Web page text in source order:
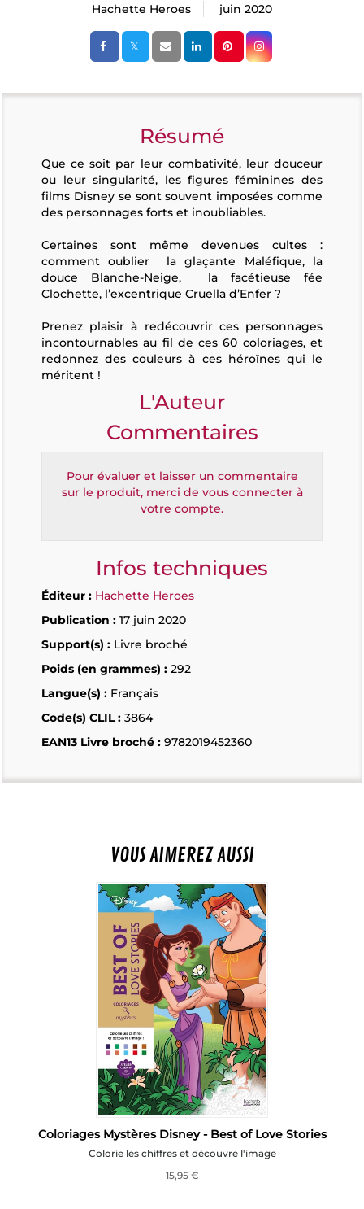
Hachette Heroes
juin 2020
Résumé
Que ce soit par leur combativité, leur douceur
ou leur singularité, les figures féminines des
films Disney se sont souvent imposées comme
des personnages forts et inoubliables.
Certaines sont même devenues cultes :
comment oublier la glaçante Maléfique, la
douce Blanche-Neige, la facétieuse fée
Clochette, l’excentrique Cruella d’Enfer ?
Prenez plaisir à redécouvrir ces personnages
incontournables au fil de ces 60 coloriages, et
redonnez des couleurs à ces héroïnes qui le
méritent !
L'Auteur
Commentaires
Pour évaluer et laisser un commentaire
sur le produit, merci de vous connecter à
votre compte.
Infos techniques
Éditeur : Hachette Heroes
Publication : 17 juin 2020
Support(s) : Livre broché
Poids (en grammes) : 292
Langue(s) : Français
Code(s) CLIL : 3864
EAN13 Livre broché : 9782019452360
VOUS AIMEREZ AUSSI
Coloriages Mystères Disney - Best of Love Stories
Colorie les chiffres et découvre l'image
15,95 €